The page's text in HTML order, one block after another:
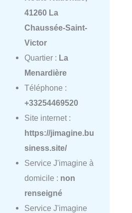
41260 La
Chaussée-Saint-
Victor
Quartier : La
Menardière
Téléphone :
+33254469520
Site internet :
https://jimagine.bu
siness.site/
Service J'imagine à
domicile : non
renseigné
Service J'imagine